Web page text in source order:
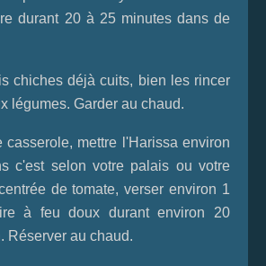
durant 20 à 25 minutes dans de
chiches déjà cuits, bien les rincer
légumes. Garder au chaud.
casserole, mettre l'Harissa environ
c'est selon votre palais ou votre
de tomate, verser environ 1
à feu doux durant environ 20
Réserver au chaud.